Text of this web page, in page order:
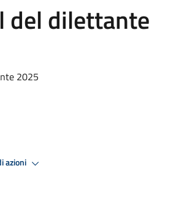
del dilettante
2025
azioni